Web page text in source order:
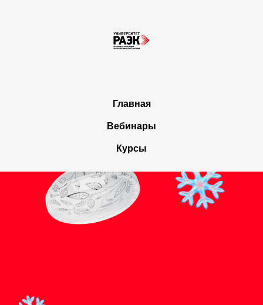
Главная
Вебинары
Курсы